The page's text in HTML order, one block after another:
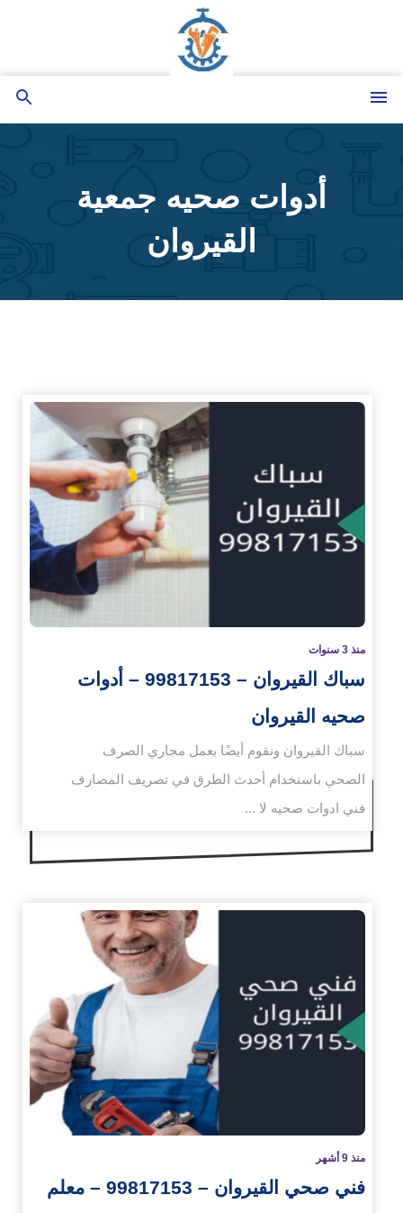
المحتوى
أدوات صحيه جمعية
القيروان
منذ 3 سنوات
سباك القيروان – 99817153 – أدوات
صحيه القيروان
سباك القيروان ونقوم أيضًا بعمل مجاري الصرف
الصحي باستخدام أحدث الطرق في تصريف المصارف
فني ادوات صحيه لا ...
منذ 9 أشهر
فني صحي القيروان – 99817153 – معلم